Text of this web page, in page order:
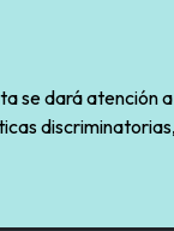
se dará atención